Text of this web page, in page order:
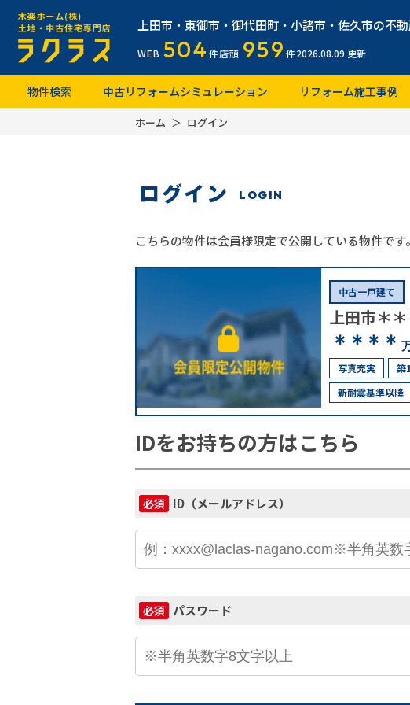
上田市・東御市・御代田町・小諸市・佐久市の不
WEB 504件店頭 959件2026.08.09 更新
物件検索 中古リフォームシミュレーション リフォーム施工事例
ホーム ログイン
ログイン LOGIN
こちらの物件は会員様限定で公開している物件で
中古一戸建て
上田市＊
＊＊＊＊
写真充実 築
新耐震基準以降
IDをお持ちの方はこちら
必須 ID（メールアドレス）
必須 パスワード